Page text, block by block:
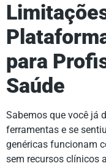
para
Saúde
Sabemos que você já
ferramentas e se
genéricas funcionam
sem recursos clínicos